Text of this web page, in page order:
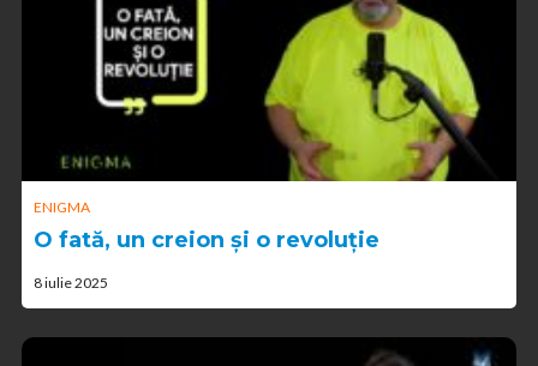
ENIGMA
O fată, un creion și o revoluție
8 iulie 2025